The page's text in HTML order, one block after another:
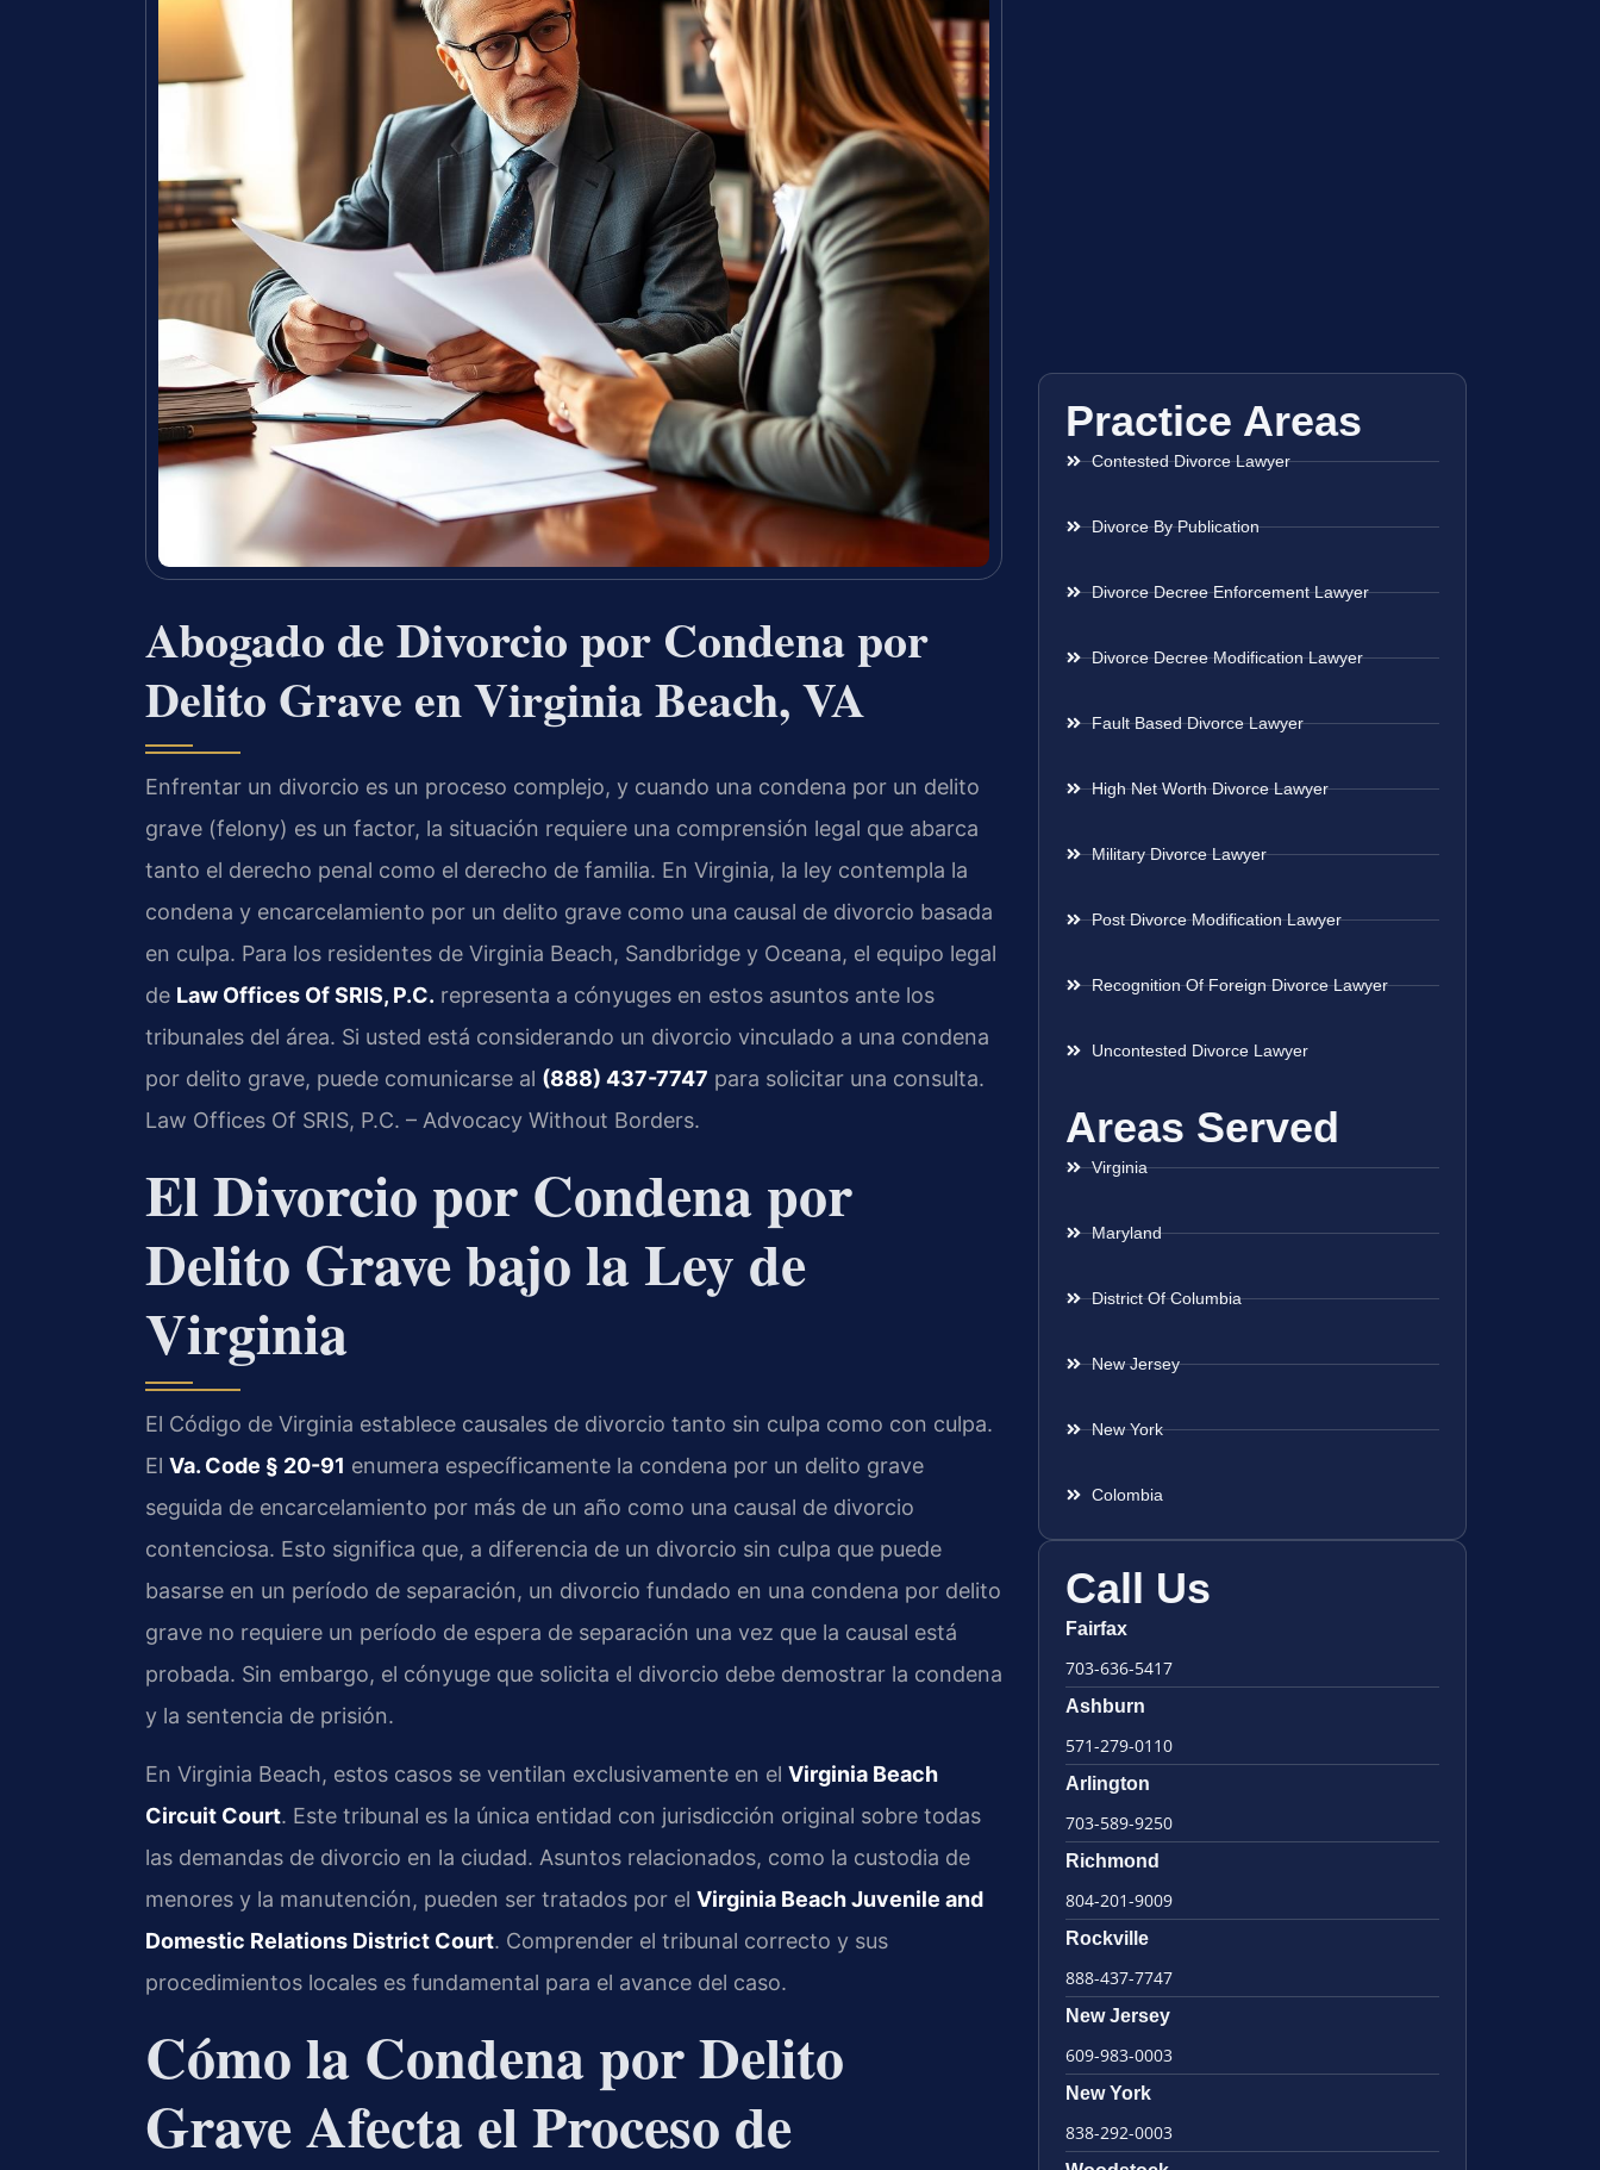
Abogado de Divorcio por Condena por
Delito Grave en Virginia Beach, VA
Enfrentar un divorcio es un proceso complejo, y cuando una condena por un delito
grave (felony) es un factor, la situación requiere una comprensión legal que abarca
tanto el derecho penal como el derecho de familia. En Virginia, la ley contempla la
condena y encarcelamiento por un delito grave como una causal de divorcio basada
en culpa. Para los residentes de Virginia Beach, Sandbridge y Oceana, el equipo legal
de Law Offices Of SRIS, P.C. representa a cónyuges en estos asuntos ante los
tribunales del área. Si usted está considerando un divorcio vinculado a una condena
por delito grave, puede comunicarse al (888) 437-7747 para solicitar una consulta.
Law Offices Of SRIS, P.C. – Advocacy Without Borders.
El Divorcio por Condena por
Delito Grave bajo la Ley de
Virginia
El Código de Virginia establece causales de divorcio tanto sin culpa como con culpa.
El Va. Code § 20-91 enumera específicamente la condena por un delito grave
seguida de encarcelamiento por más de un año como una causal de divorcio
contenciosa. Esto significa que, a diferencia de un divorcio sin culpa que puede
basarse en un período de separación, un divorcio fundado en una condena por delito
grave no requiere un período de espera de separación una vez que la causal está
probada. Sin embargo, el cónyuge que solicita el divorcio debe demostrar la condena
y la sentencia de prisión.
En Virginia Beach, estos casos se ventilan exclusivamente en el Virginia Beach
Circuit Court. Este tribunal es la única entidad con jurisdicción original sobre todas
las demandas de divorcio en la ciudad. Asuntos relacionados, como la custodia de
menores y la manutención, pueden ser tratados por el Virginia Beach Juvenile and
Domestic Relations District Court. Comprender el tribunal correcto y sus
procedimientos locales es fundamental para el avance del caso.
Cómo la Condena por Delito
Grave Afecta el Proceso de
Practice Areas
Contested Divorce Lawyer
Divorce By Publication
Divorce Decree Enforcement Lawyer
Divorce Decree Modification Lawyer
Fault Based Divorce Lawyer
High Net Worth Divorce Lawyer
Military Divorce Lawyer
Post Divorce Modification Lawyer
Recognition Of Foreign Divorce Lawyer
Uncontested Divorce Lawyer
Areas Served
Virginia
Maryland
District Of Columbia
New Jersey
New York
Colombia
Call Us
Fairfax
703-636-5417
Ashburn
571-279-0110
Arlington
703-589-9250
Richmond
804-201-9009
Rockville
888-437-7747
New Jersey
609-983-0003
New York
838-292-0003